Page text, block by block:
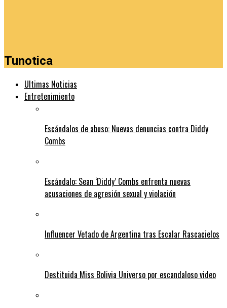
Tunotica
Ultimas Noticias
Entretenimiento
Escándalos de abuso: Nuevas denuncias contra Diddy
Combs
Escándalo: Sean ‘Diddy’ Combs enfrenta nuevas
acusaciones de agresión sexual y violación
Influencer Vetado de Argentina tras Escalar Rascacielos
Destituida Miss Bolivia Universo por escandaloso video